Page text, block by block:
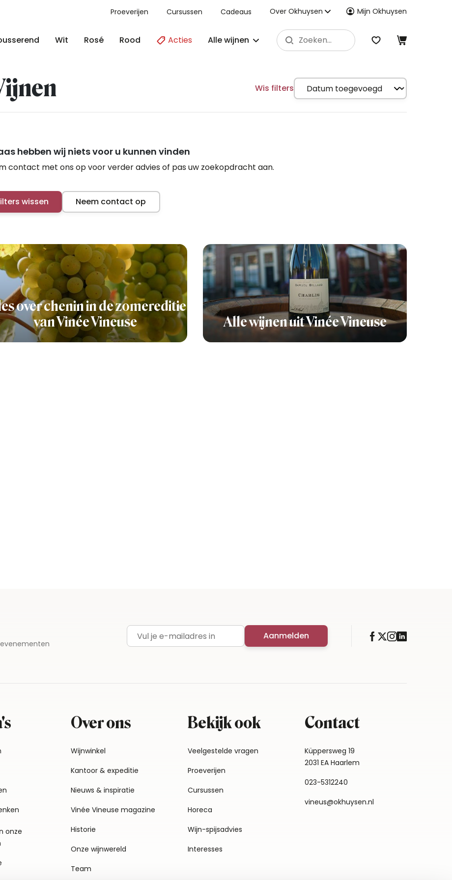
Proeverijen Cursussen Cadeaus Over Okhuysen Mijn Okhuysen
Wit Rosé Rood Acties Alle wijnen
Wis filters
hebben wij niets voor u kunnen vinden
contact met ons op voor verder advies of pas uw zoekopdracht aan.
wissen Neem contact op
over chenin in de zomereditie
van Vinée Vineuse
Alle wijnen uit Vinée Vineuse
E-mailadres Aanmelden
onze
Over ons
Wijnwinkel
Kantoor & expeditie
Nieuws & inspiratie
Vinée Vineuse magazine
Historie
Onze wijnwereld
Team
Bekijk ook
Veelgestelde vragen
Proeverijen
Cursussen
Horeca
Wijn-spijsadvies
Interesses
Contact
Küppersweg 19
2031 EA Haarlem
023-5312240
vineus@okhuysen.nl